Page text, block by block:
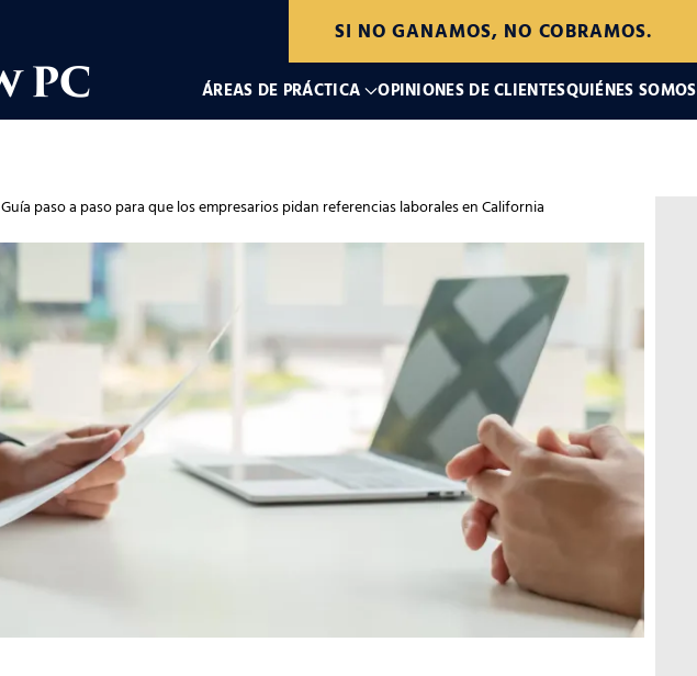
SI NO GANAMOS, NO COBRAMOS.
ÁREAS DE PRÁCTICA OPINIONES DE CLIENTESQUIÉNES SOMOS
Guía paso a paso para que los empresarios pidan referencias laborales en California